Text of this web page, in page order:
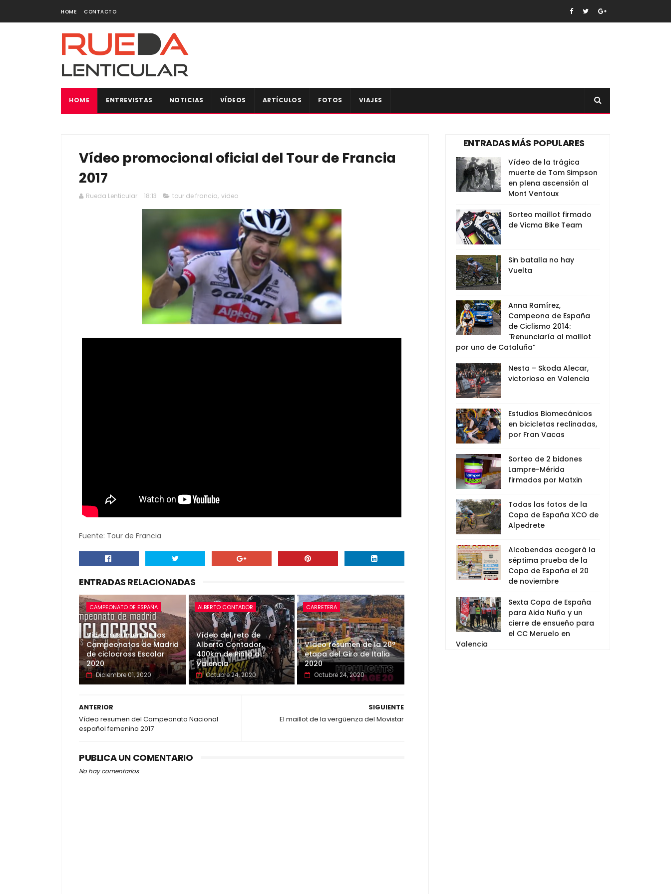
HOME CONTACTO
HOME ENTREVISTAS NOTICIAS VÍDEOS ARTÍCULOS FOTOS VIAJES
Vídeo promocional oficial del Tour de Francia
2017
Rueda Lenticular 18:13 tour de francia, video
Fuente: Tour de Francia
ENTRADAS RELACIONADAS
CAMPEONATO DE ESPAÑA
Video resumen de los
Campeonatos de Madrid
de ciclocross Escolar
2020
Diciembre 01, 2020
ALBERTO CONTADOR
Vídeo del reto de
Alberto Contador,
400km de Pinto a
Valencia
Octubre 24, 2020
CARRETERA
Vídeo resumen de la 20ª
etapa del Giro de Italia
2020
Octubre 24, 2020
SIGUIENTE
El maillot de la vergüenza del Movistar
ANTERIOR
Vídeo resumen del Campeonato Nacional
español femenino 2017
PUBLICA UN COMENTARIO
No hay comentarios
ENTRADAS MÁS POPULARES
Vídeo de la trágica
muerte de Tom Simpson
en plena ascensión al
Mont Ventoux
Sorteo maillot firmado
de Vicma Bike Team
Sin batalla no hay
Vuelta
Anna Ramírez,
Campeona de España
de Ciclismo 2014:
"Renunciaría al maillot
por uno de Cataluña”
Nesta – Skoda Alecar,
victorioso en Valencia
Estudios Biomecánicos
en bicicletas reclinadas,
por Fran Vacas
Sorteo de 2 bidones
Lampre-Mérida
firmados por Matxin
Todas las fotos de la
Copa de España XCO de
Alpedrete
Alcobendas acogerá la
séptima prueba de la
Copa de España el 20
de noviembre
Sexta Copa de España
para Aida Nuño y un
cierre de ensueño para
el CC Meruelo en
Valencia